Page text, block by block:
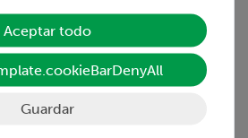
generales
Aceptar todo
Guardar